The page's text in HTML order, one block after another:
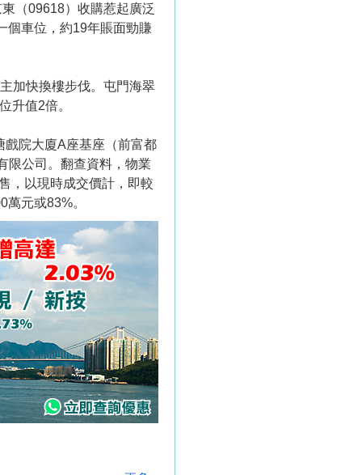
（09618）收購惹起廣泛
個車位，約19年賬面勁賺
加快換樓步伐。屯門海翠
升值2倍。
戲院大廈A座基座（前富都
限公司。翻查資料，物業
，以現時成交價計，即較
元或83%。